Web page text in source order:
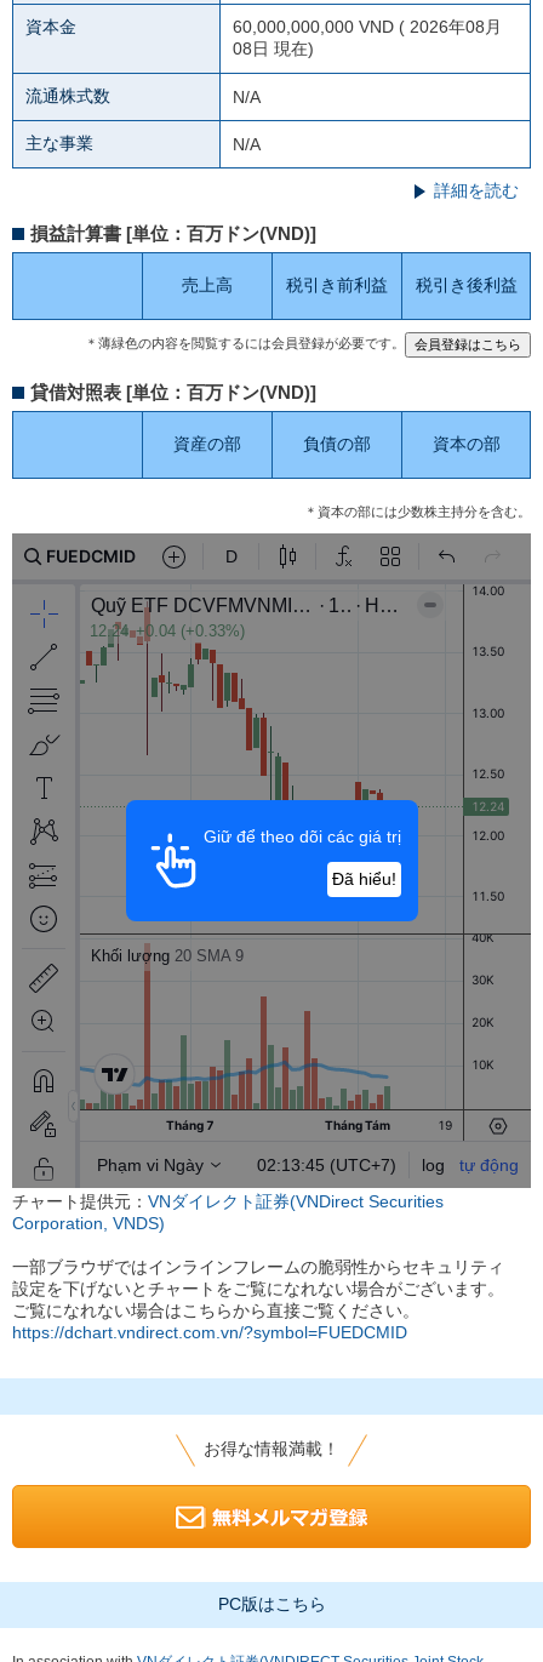
資本金
60,000,000,000 VND ( 2026年08月
08日 現在)
流通株式数 N/A
主な事業 N/A
詳細を読む
損益計算書 [単位：百万ドン(VND)]
売上高 税引き前利益 税引き後利益
＊薄緑色の内容を閲覧するには会員登録が必要です。
貸借対照表 [単位：百万ドン(VND)]
資産の部 負債の部 資本の部
＊資本の部には少数株主持分を含む。
チャート提供元： VNダイレクト証券(VNDirect Securities
Corporation, VNDS)
一部ブラウザではインラインフレームの脆弱性からセキュリティ
設定を下げないとチャートをご覧になれない場合がございます。
ご覧になれない場合はこちらから直接ご覧ください。
https://dchart.vndirect.com.vn/?symbol=FUEDCMID
お得な情報満載！
PC版はこちら